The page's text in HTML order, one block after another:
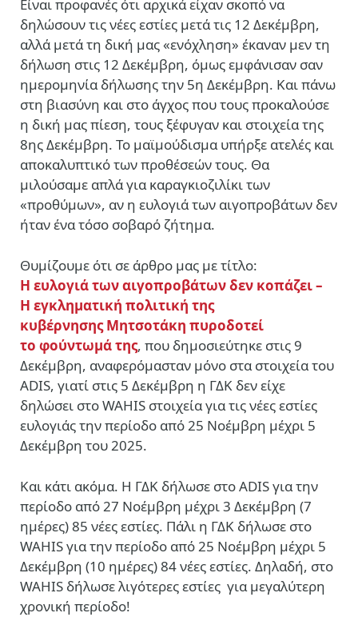
Είναι προφανές ότι αρχικά είχαν σκοπό να
δηλώσουν τις νέες εστίες μετά τις 12 Δεκέμβρη,
αλλά μετά τη δική μας «ενόχληση» έκαναν μεν τη
δήλωση στις 12 Δεκέμβρη, όμως εμφάνισαν σαν
ημερομηνία δήλωσης την 5η Δεκέμβρη. Και πάνω
στη βιασύνη και στο άγχος που τους προκαλούσε
η δική μας πίεση, τους ξέφυγαν και στοιχεία της
8ης Δεκέμβρη. Το μαϊμούδισμα υπήρξε ατελές και
αποκαλυπτικό των προθέσεών τους. Θα
μιλούσαμε απλά για καραγκιοζιλίκι των
«προθύμων», αν η ευλογιά των αιγοπροβάτων δεν
ήταν ένα τόσο σοβαρό ζήτημα.
Θυμίζουμε ότι σε άρθρο μας με τίτλο:
Η ευλογιά των αιγοπροβάτων δεν κοπάζει–
Η εγκληματική πολιτική της
κυβέρνησης Μητσοτάκη πυροδοτεί
το φούντωμά της, που δημοσιεύτηκε στις 9
Δεκέμβρη, αναφερόμασταν μόνο στα στοιχεία του
ADIS, γιατί στις 5 Δεκέμβρη η ΓΔΚ δεν είχε
δηλώσει στο WAHIS στοιχεία για τις νέες εστίες
ευλογιάς την περίοδο από 25 Νοέμβρη μέχρι 5
Δεκέμβρη του 2025.
Και κάτι ακόμα. Η ΓΔΚ δήλωσε στο ADIS για την
περίοδο από 27 Νοέμβρη μέχρι 3 Δεκέμβρη (7
ημέρες) 85 νέες εστίες. Πάλι η ΓΔΚ δήλωσε στο
WAHIS για την περίοδο από 25 Νοέμβρη μέχρι 5
Δεκέμβρη (10 ημέρες) 84 νέες εστίες. Δηλαδή, στο
WAHIS δήλωσε λιγότερες εστίες για μεγαλύτερη
χρονική περίοδο!